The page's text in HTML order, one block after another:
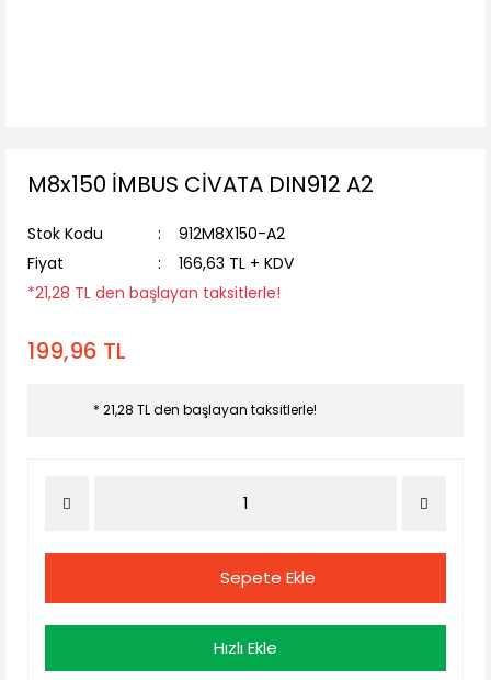
M8x150 İMBUS CİVATA DIN912 A2
Stok Kodu
912M8X150-A2
Fiyat
166,63 TL + KDV
*21,28 TL den başlayan taksitlerle!
199,96 TL
* 21,28 TL den başlayan taksitlerle!
Sepete Ekle
Hızlı Ekle